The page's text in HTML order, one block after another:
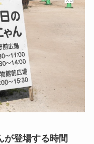
が登場する時間